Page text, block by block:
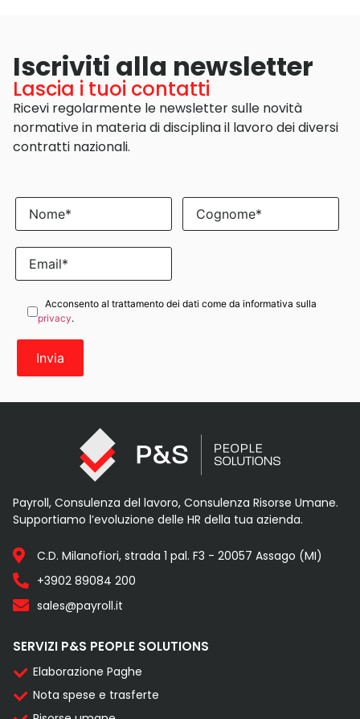
Iscriviti alla newsletter
Lascia i tuoi contatti
Ricevi regolarmente le newsletter sulle novità
normative in materia di disciplina il lavoro dei diversi
contratti nazionali.
Acconsento al trattamento dei dati come da informativa sulla
privacy.
Payroll, Consulenza del lavoro, Consulenza Risorse Umane.
Supportiamo l’evoluzione delle HR della tua azienda.
C.D. Milanofiori, strada 1 pal. F3 - 20057 Assago (MI)
+3902 89084 200
sales@payroll.it
SERVIZI P&S PEOPLE SOLUTIONS
Elaborazione Paghe
Nota spese e trasferte